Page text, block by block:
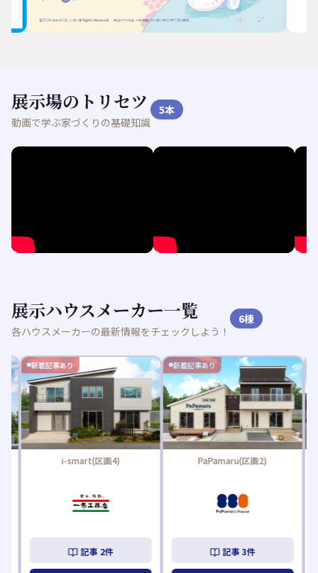
展示場のトリセツ
動画で学ぶ家づくりの基礎知識
5本
展示ハウスメーカー一覧
各ハウスメーカーの最新情報をチェックしよう！
6棟
新着記事あり
PaPamaru(区画2)
記事3件
新着記事あり
i-smart(区画4)
記事2件